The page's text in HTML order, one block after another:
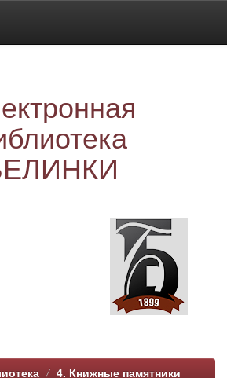
4. Книжные памятники